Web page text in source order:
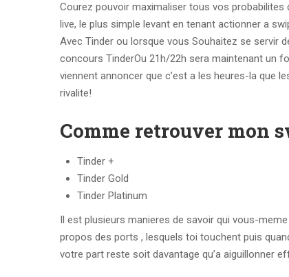
Courez pouvoir maximaliser tous vos
live, le plus simple levant en tenant actionner a
Avec Tinder ou lorsque vous Souhaitez se servir
concours TinderOu 21h/22h sera maintenant un
viennent annoncer que c’est a les heures-la que
rivalite!
Comme retrouver mon
Tinder +
Tinder Gold
Tinder Platinum
Il est plusieurs manieres de savoir qui vous-
propos des ports , lesquels toi touchent puis
votre part reste soit davantage qu’a aiguillonner